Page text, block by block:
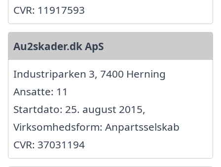
CVR: 11917593
Au2skader.dk ApS
Industriparken 3, 7400 Herning
Ansatte: 11
Startdato: 25. august 2015,
Virksomhedsform: Anpartsselskab
CVR: 37031194